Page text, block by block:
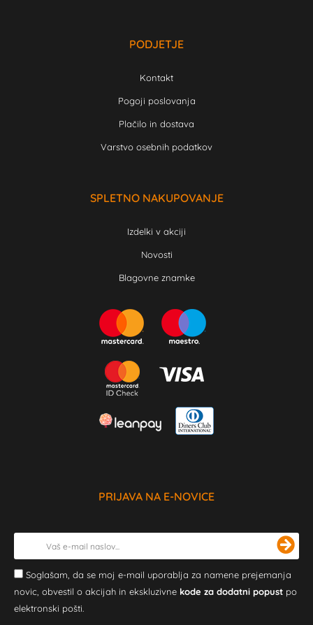
PODJETJE
Kontakt
Pogoji poslovanja
Plačilo in dostava
Varstvo osebnih podatkov
SPLETNO NAKUPOVANJE
Izdelki v akciji
Novosti
Blagovne znamke
PRIJAVA NA E-NOVICE
Soglašam, da se moj e-mail uporablja za namene prejemanja
novic, obvestil o akcijah in ekskluzivne kode za dodatni popust po
elektronski pošti.